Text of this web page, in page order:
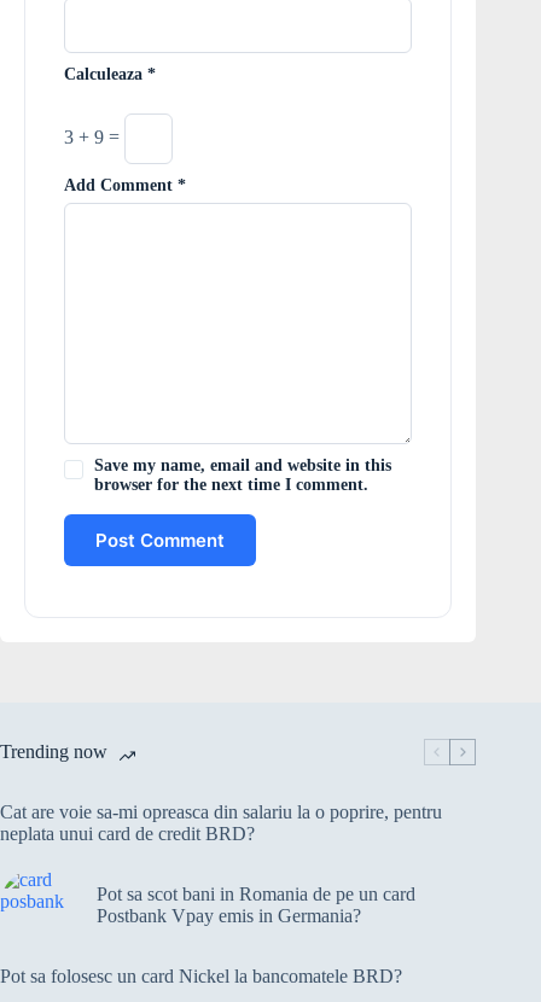
Calculeaza *
3 + 9 =
Add Comment *
Save my name, email and website in this
browser for the next time I comment.
Post Comment
Trending now
Cat are voie sa-mi opreasca din salariu la o poprire, pentru
neplata unui card de credit BRD?
Pot sa scot bani in Romania de pe un card
Postbank Vpay emis in Germania?
Pot sa folosesc un card Nickel la bancomatele BRD?